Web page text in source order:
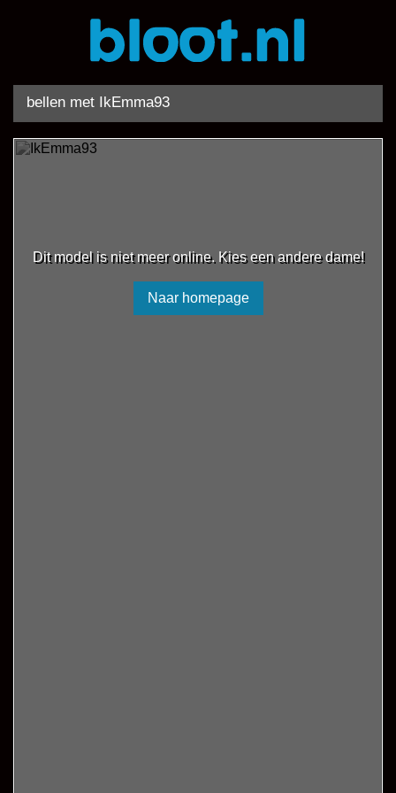
bellen met IkEmma93
Dit model is niet meer online. Kies een andere dame!
Naar homepage